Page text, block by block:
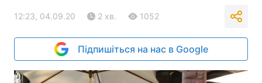
12:23, 04.09.20 2 хв. 1052
Підпишіться на нас в Google